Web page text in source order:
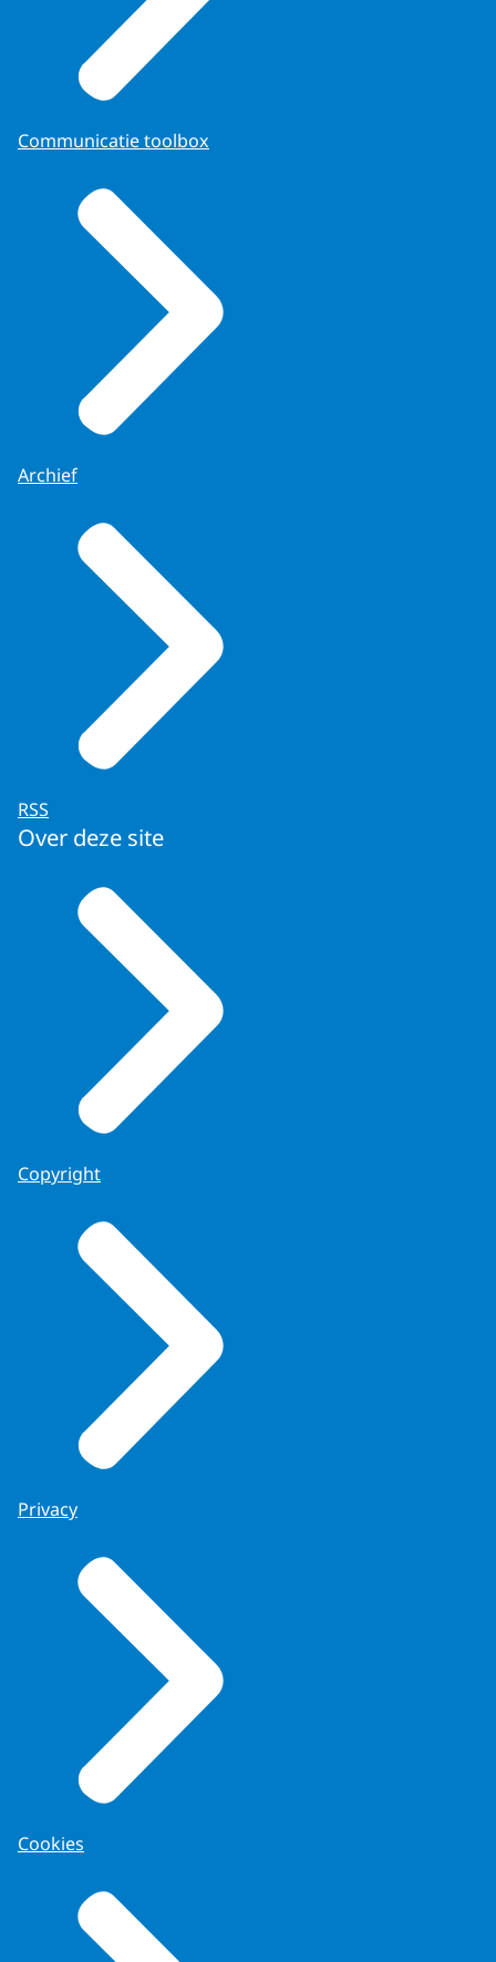
Communicatie toolbox
Archief
RSS
Over deze site
Copyright
Privacy
Cookies